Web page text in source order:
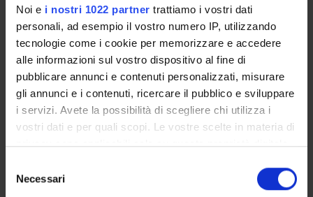
Noi e i nostri 1022 partner trattiamo i vostri dati
personali, ad esempio il vostro numero IP, utilizzando
tecnologie come i cookie per memorizzare e accedere
alle informazioni sul vostro dispositivo al fine di
pubblicare annunci e contenuti personalizzati, misurare
gli annunci e i contenuti, ricercare il pubblico e sviluppare
i servizi. Avete la possibilità di scegliere chi utilizza i
vostri dati e per quali scopi. Le vostre scelte in materia di
privacy sono applicabili solo su questa proprietà digitale
modificare o revocare il proprio consenso in qualsiasi
momento dalla Dichiarazione sui cookie o facendo clic
delNecessari
MYUNIVR
Presentazione
Come iscriversi e Requisiti di ammissione
Piani didattici
Insegnamenti
Organi collegiali e di governo